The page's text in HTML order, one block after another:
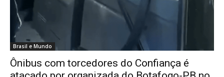
Brasil e Mundo
Ônibus com torcedores do Confiança é